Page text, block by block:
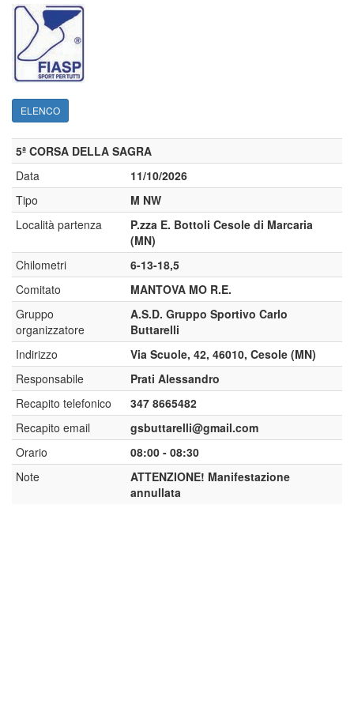
ELENCO
5ª CORSA DELLA SAGRA
Data
11/10/2026
Tipo
M NW
Località partenza
P.zza E. Bottoli Cesole di Marcaria
(MN)
Chilometri
6-13-18,5
Comitato
MANTOVA MO R.E.
Gruppo
organizzatore
A.S.D. Gruppo Sportivo Carlo
Buttarelli
Indirizzo
Via Scuole, 42, 46010, Cesole (MN)
Responsabile
Prati Alessandro
Recapito telefonico
347 8665482
Recapito email
gsbuttarelli@gmail.com
Orario
08:00 - 08:30
Note
ATTENZIONE! Manifestazione
annullata